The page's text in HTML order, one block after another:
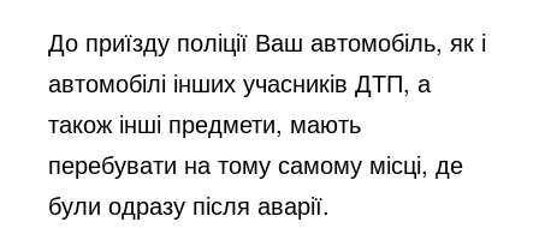
До приїзду поліції Ваш автомобіль, як і
автомобілі інших учасників ДТП, а
також інші предмети, мають
перебувати на тому самому місці, де
були одразу після аварії.